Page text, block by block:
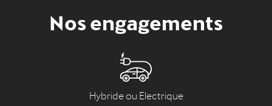
Nos engagements
Hybride ou Electrique